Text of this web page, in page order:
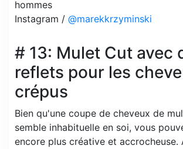
Instagram / @marekkrzyminski
# 13: Mulet Cut avec
reflets pour les
crépus
Bien qu'une coupe de cheveux de
semble inhabituelle en soi, vous
encore plus créative et accrocheuse.